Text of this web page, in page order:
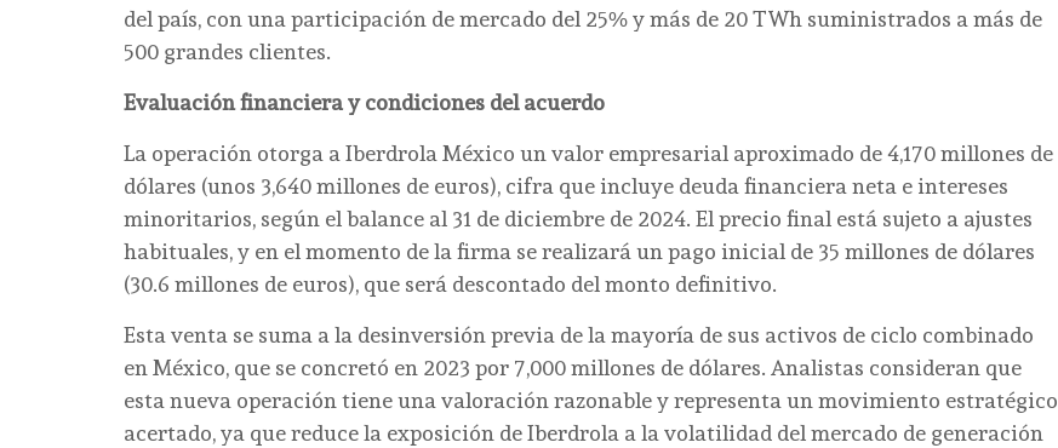
del país, con una participación de mercado del 25% y más de 20 TWh suministrados a más de
500 grandes clientes.
Evaluación financiera y condiciones del acuerdo
La operación otorga a Iberdrola México un valor empresarial aproximado de 4,170 millones de
dólares (unos 3,640 millones de euros), cifra que incluye deuda financiera neta e intereses
minoritarios, según el balance al 31 de diciembre de 2024. El precio final está sujeto a ajustes
habituales, y en el momento de la firma se realizará un pago inicial de 35 millones de dólares
(30.6 millones de euros), que será descontado del monto definitivo.
Esta venta se suma a la desinversión previa de la mayoría de sus activos de ciclo combinado
en México, que se concretó en 2023 por 7,000 millones de dólares. Analistas consideran que
esta nueva operación tiene una valoración razonable y representa un movimiento estratégico
acertado, ya que reduce la exposición de Iberdrola a la volatilidad del mercado de generación